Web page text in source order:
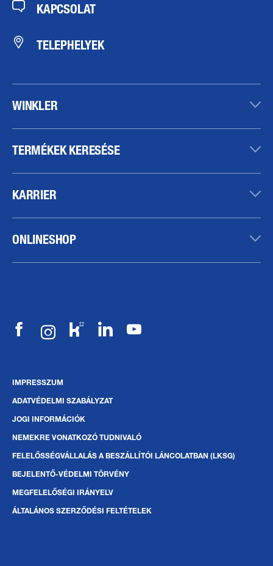
KAPCSOLAT
TELEPHELYEK
WINKLER
TERMÉKEK KERESÉSE
KARRIER
ONLINESHOP
IMPRESSZUM
ADATVÉDELMI SZABÁLYZAT
JOGI INFORMÁCIÓK
NEMEKRE VONATKOZÓ TUDNIVALÓ
FELELŐSSÉGVÁLLALÁS A BESZÁLLÍTÓI LÁNCOLATBAN (LKSG)
BEJELENTŐ-VÉDELMI TÖRVÉNY
MEGFELELŐSÉGI IRÁNYELV
ÁLTALÁNOS SZERZŐDÉSI FELTÉTELEK